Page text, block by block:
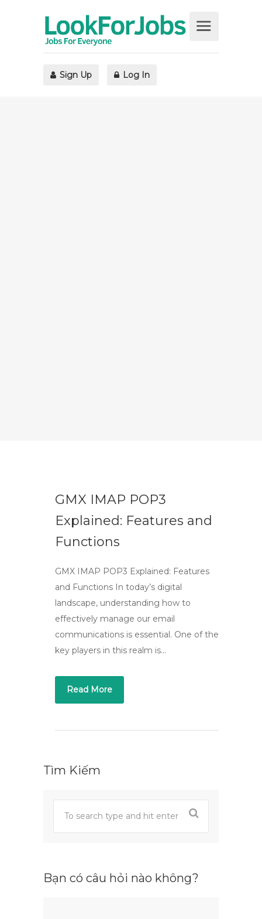
Sign Up Log In
GMX IMAP POP3
Explained: Features and
Functions
GMX IMAP POP3 Explained: Features
and Functions In today’s digital
landscape, understanding how to
effectively manage our email
communications is essential. One of the
key players in this realm is…
Read More
Tìm Kiếm
Bạn có câu hỏi nào không?